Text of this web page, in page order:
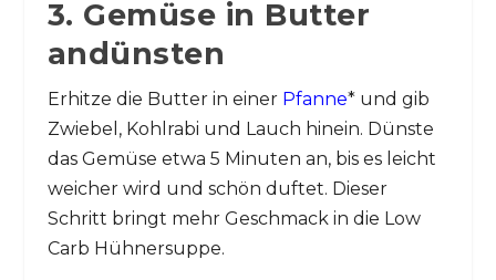
3. Gemüse in Butter
andünsten
Erhitze die Butter in einer Pfanne* und gib
Zwiebel, Kohlrabi und Lauch hinein. Dünste
das Gemüse etwa 5 Minuten an, bis es leicht
weicher wird und schön duftet. Dieser
Schritt bringt mehr Geschmack in die Low
Carb Hühnersuppe.